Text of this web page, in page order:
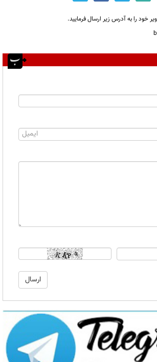
خود را به آدرس زیر ارسال فرمایید.